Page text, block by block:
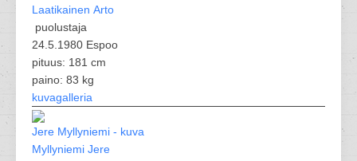
Laatikainen Arto
puolustaja
24.5.1980 Espoo
pituus: 181 cm
paino: 83 kg
kuvagalleria
Myllyniemi Jere